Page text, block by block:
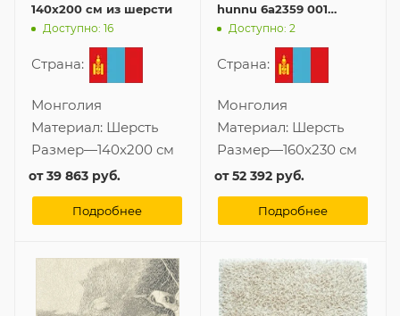
140x200 см из шерсти
Доступно: 16
Страна:
Монголия
Материал: Шерсть
Размер—140x200 см
от39 863 руб.
Подробнее
hunnu 6a2359 001
160x230 см
Доступно: 2
Страна:
Монголия
Материал: Шерсть
Размер—160x230 см
от52 392 руб.
Подробнее